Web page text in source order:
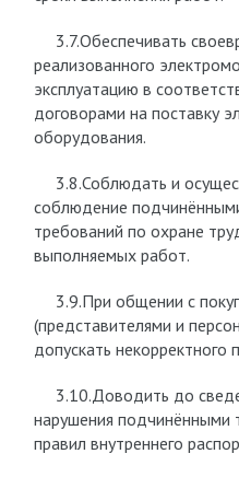
3.7.Обеспечивать
реализованного
эксплуатацию в
договорами на поставку
оборудования.
3.8.Соблюдать и
соблюдение
требований по охране
выполняемых работ.
3.9.При общении с
(представителями и
допускать некорректного
3.10.Доводить до
нарушения подчинёнными
правил внутреннего